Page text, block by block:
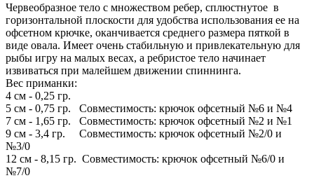
Червеобразное тело с множеством ребер, сплюстнутое в
горизонтальной плоскости для удобства использования ее на
офсетном крючке, оканчивается среднего размера пяткой в
виде овала. Имеет очень стабильную и привлекательную для
рыбы игру на малых весах, а ребристое тело начинает
извиваться при малейшем движении спиннинга.
Вес приманки:
4 см - 0,25 гр.
5 см - 0,75 гр. Совместимость: крючок офсетный №6 и №4
7 см - 1,65 гр. Совместимость: крючок офсетный №2 и №1
9 см - 3,4 гр. Совместимость: крючок офсетный №2/0 и
№3/0
12 см - 8,15 гр. Совместимость: крючок офсетный №6/0 и
№7/0